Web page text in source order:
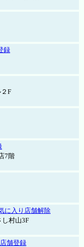
録
F
7階
に入り店舗解除
村山3F
舗登録